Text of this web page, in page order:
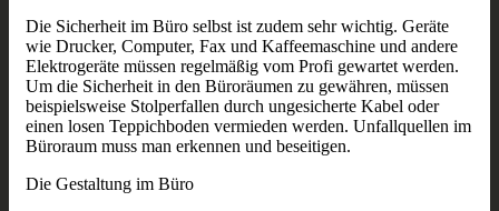
Die Sicherheit im Büro selbst ist zudem sehr wichtig. Geräte
wie Drucker, Computer, Fax und Kaffeemaschine und andere
Elektrogeräte müssen regelmäßig vom Profi gewartet werden.
Um die Sicherheit in den Büroräumen zu gewähren, müssen
beispielsweise Stolperfallen durch ungesicherte Kabel oder
einen losen Teppichboden vermieden werden. Unfallquellen im
Büroraum muss man erkennen und beseitigen.
Die Gestaltung im Büro